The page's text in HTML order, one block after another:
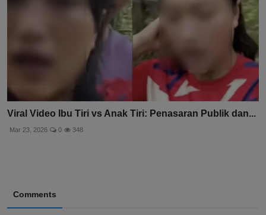
Viral Video Ibu Tiri vs Anak Tiri: Penasaran Publik dan...
Mar 23, 2026 0 348
Comments